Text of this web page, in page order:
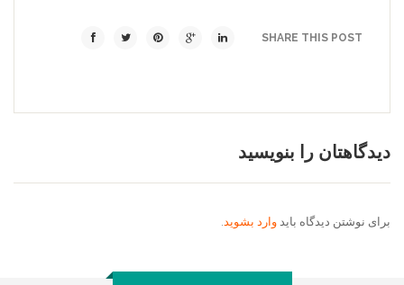
SHARE THIS POST
دیدگاهتان را بنویسید
برای نوشتن دیدگاه باید وارد بشوید